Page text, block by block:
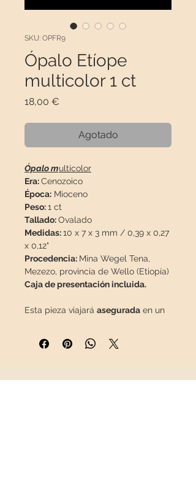
SKU: OPFR9
Ópalo Etíope
multicolor 1 ct
18,00 €
Agotado
Ópalo multicolor
Era:Cenozoico
Época: Mioceno
Peso:1 ct
Tallado:Ovalado
Medidas:10 x 7 x 3 mm / 0,39 x 0,27
x 0,12"
Procedencia: Mina Wegel Tena,
Mezezo, provincia de Wello (Etiopía)
Caja de presentación incluida.
Esta pieza viajará asegurada en un
en perfecto estado.